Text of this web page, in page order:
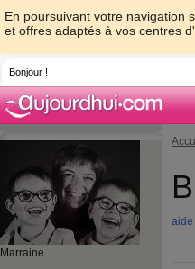
En poursuivant votre navigation
et offres adaptés à vos centres
Bonjour !
Marraine
aide